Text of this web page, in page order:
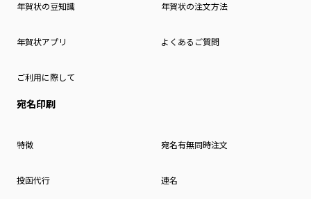
年賀状の豆知識 年賀状の注文方法
年賀状アプリ よくあるご質問
ご利用に際して
宛名印刷
特徴 宛名有無同時注文
投函代行 連名